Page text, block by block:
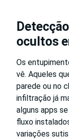
ocultos
Os
vê. Aqueles
parede ou no
infiltração já
alguns apps
fluxo
variações